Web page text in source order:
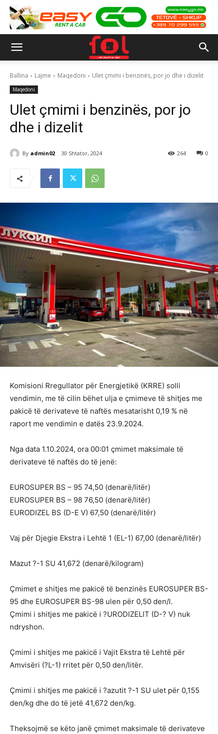
Ballina Lajme Maqedoni Ulet çmimi i benzinës, por jo dhe i dizelit
Maqedoni
Ulet çmimi i benzinës, por jo
dhe i dizelit
By admin02 30 Shtator, 2024 0
264
Komisioni Rregullator për Energjetikë (KRRE) solli
vendimin, me të cilin bëhet ulja e çmimeve të shitjes me
pakicë të derivateve të naftës mesatarisht 0,19 % në
raport me vendimin e datës 23.9.2024.
Nga data 1.10.2024, ora 00:01 çmimet maksimale të
derivateve të naftës do të jenë:
EUROSUPER BS – 95 74,50 (denarë/litër)
EUROSUPER BS – 98 76,50 (denarë/litër)
EURODIZEL BS (D-E V) 67,50 (denarë/litër)
Vaj për Djegie Ekstra i Lehtë 1 (EL-1) 67,00 (denarë/litër)
Mazut ?-1 SU 41,672 (denarë/kilogram)
Çmimet e shitjes me pakicë të benzinës EUROSUPER BS-
95 dhe EUROSUPER BS-98 ulen për 0,50 den/l.
Çmimi i shitjes me pakicë i ?URODIZELIT (D-? V) nuk
ndryshon.
Çmimi i shitjes me pakicë i Vajit Ekstra të Lehtë për
Amvisëri (?L-1) rritet për 0,50 den/litër.
Çmimi i shitjes me pakicë i ?azutit ?-1 SU ulet për 0,155
den/kg dhe do të jetë 41,672 den/kg.
Theksojmë se këto janë çmimet maksimale të derivateve